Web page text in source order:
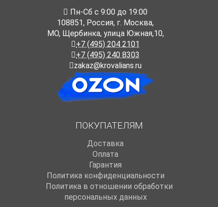
Пн-Cб с 9:00 до 19:00
108851, Россия, г. Москва,
МО, Щербинка, улица Южная,10,
+7 (495) 204 2101
+7 (495) 240 8303
zakaz@krovalians.ru
ПОКУПАТЕЛЯМ
Доставка
Оплата
Гарантия
Политика конфиденциальности
Политика в отношении обработки
персональных данных